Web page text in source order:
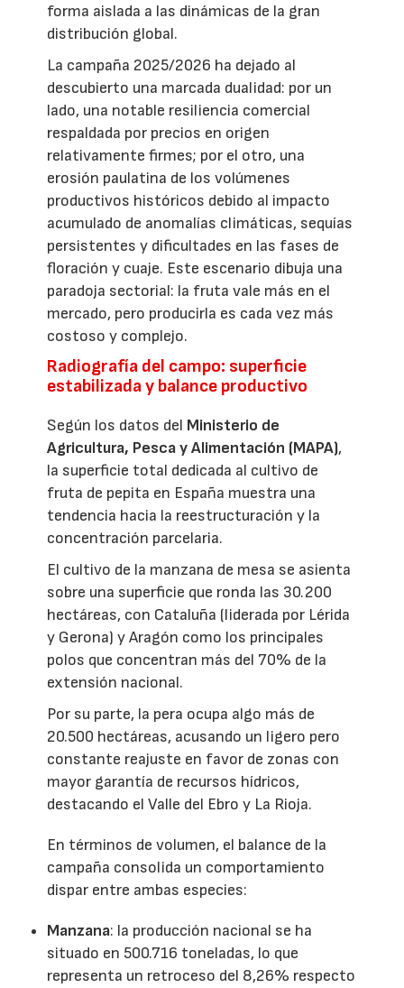
forma aislada a las dinámicas de la gran
distribución global.
La campaña 2025/2026 ha dejado al
descubierto una marcada dualidad: por un
lado, una notable resiliencia comercial
respaldada por precios en origen
relativamente firmes; por el otro, una
erosión paulatina de los volúmenes
productivos históricos debido al impacto
acumulado de anomalías climáticas, sequías
persistentes y dificultades en las fases de
floración y cuaje. Este escenario dibuja una
paradoja sectorial: la fruta vale más en el
mercado, pero producirla es cada vez más
costoso y complejo.
Radiografía del campo: superficie
estabilizada y balance productivo
Según los datos del Ministerio de
Agricultura, Pesca y Alimentación (MAPA),
la superficie total dedicada al cultivo de
fruta de pepita en España muestra una
tendencia hacia la reestructuración y la
concentración parcelaria.
El cultivo de la manzana de mesa se asienta
sobre una superficie que ronda las 30.200
hectáreas, con Cataluña (liderada por Lérida
y Gerona) y Aragón como los principales
polos que concentran más del 70% de la
extensión nacional.
Por su parte, la pera ocupa algo más de
20.500 hectáreas, acusando un ligero pero
constante reajuste en favor de zonas con
mayor garantía de recursos hídricos,
destacando el Valle del Ebro y La Rioja.
En términos de volumen, el balance de la
campaña consolida un comportamiento
dispar entre ambas especies:
Manzana: la producción nacional se ha
situado en 500.716 toneladas, lo que
representa un retroceso del 8,26% respecto